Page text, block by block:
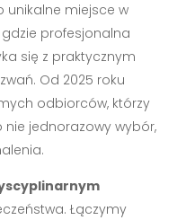
unikalne miejsce w
profesjonalna
się z praktycznym
Od 2025 roku
odbiorców, którzy
jednorazowy wybór,
Łączymy